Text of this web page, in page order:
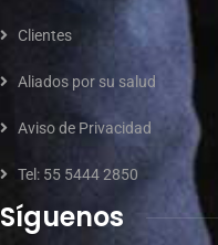
Clientes
Aliados por su salud
Aviso de Privacidad
Tel: 55 5444 2850
Síguenos